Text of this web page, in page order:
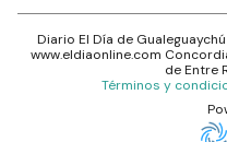
Diario El Día de Gualeguaychú
www.eldiaonline.com
deEntre
Términos y